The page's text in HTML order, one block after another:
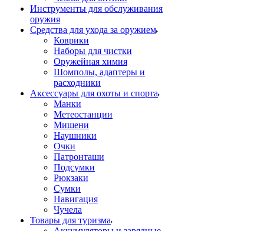
Инструменты для обслуживания
оружия
Средства для ухода за оружием
Коврики
Наборы для чистки
Оружейная химия
Шомполы, адаптеры и
расходники
Аксессуары для охоты и спорта
Манки
Метеостанции
Мишени
Наушники
Очки
Патронташи
Подсумки
Рюкзаки
Сумки
Навигация
Чучела
Товары для туризма